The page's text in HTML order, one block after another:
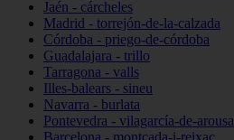
Jaén - cárcheles
Madrid - torrejón-de-la-calzada
Córdoba - priego-de-córdoba
Guadalajara - trillo
Tarragona - valls
Illes-balears - sineu
Navarra - burlata
Pontevedra - vilagarcía-de-arousa
Barcelona - montcada-i-reixac